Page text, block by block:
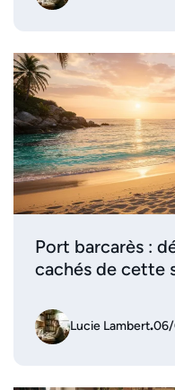
Port barcarès :
cachés de cette
Lucie Lambert.